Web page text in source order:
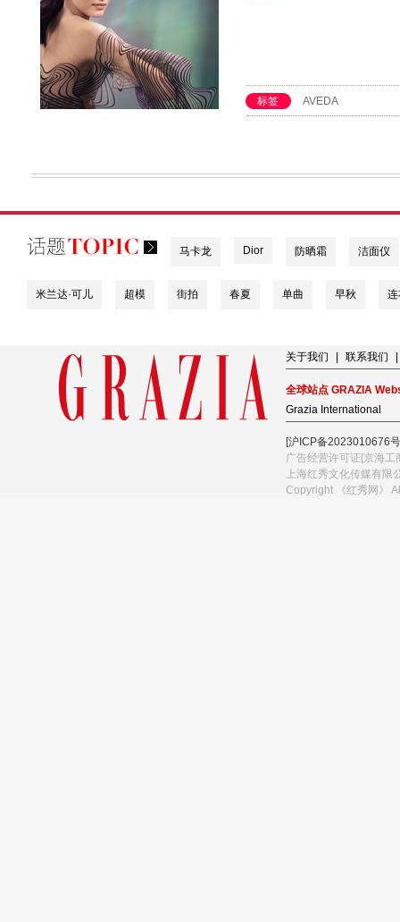
标签 AVEDA
马卡龙 Dior 防晒霜 洁面仪
米兰达·可儿 超模 街拍 春夏 单曲 早秋
关于我们 联系我们
全球站点 GRAZIA
Grazia International
[沪ICP备2023010676
广告经营许可证[京海
上海红秀文化传媒有限
Copyright 《红秀网》